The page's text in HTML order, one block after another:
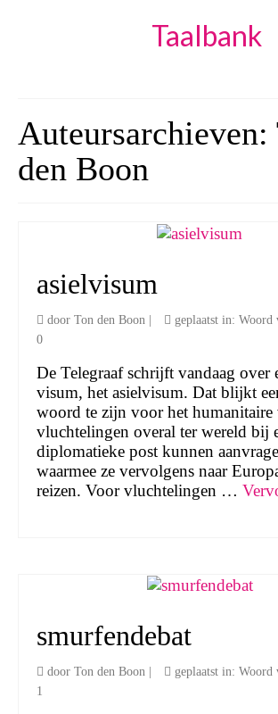
Taalbank
Auteursarchieven:
den Boon
asielvisum
door Ton den Boon | geplaatst in: Woord
0
De Telegraaf schrijft vandaag over
visum, het asielvisum. Dat blijkt
woord te zijn voor het humanitaire
vluchtelingen overal ter wereld bij
diplomatieke post kunnen
waarmee ze vervolgens naar
reizen. Voor vluchtelingen …
smurfendebat
door Ton den Boon geplaatst in: Woord
1